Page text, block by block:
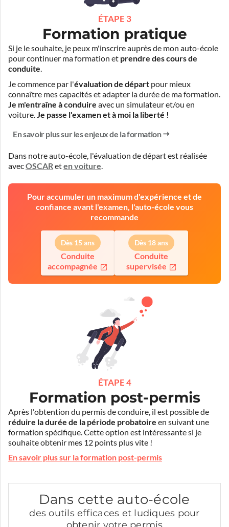
ÉTAPE 3
Formation pratique
Si je le souhaite, je peux m'inscrire auprès de mon auto-école
pour continuer ma formation et prendre des cours de
conduite.
Je commence par l'évaluation de départ pour mieux
connaître mes capacités et adapter la durée de ma formation.
Je m'entraîne à conduire avec un simulateur et/ou en
voiture.Je passe l'examen et à moi la liberté !
En savoir plus sur les enjeux de la formation
Dans notre auto-école, l'évaluation de départ est réalisée
avecOSCAReten voiture.
Pour accumuler un maximum d'expérience et de
confiance avant l'examen, l'auto-école vous
recommande
Dès 15 ans
Conduite
accompagnée
Dès 18 ans
Conduite
supervisée
ÉTAPE 4
Formation post-permis
Après l'obtention du permis de conduire, il est possible de
réduire la durée de la période probatoire en suivant une
formation spécifique. Cette option est intéressante si je
souhaite obtenir mes 12 points plus vite !
En savoir plus sur la formation post-permis
Dans cette auto-école
des outils efficaces et ludiques pour